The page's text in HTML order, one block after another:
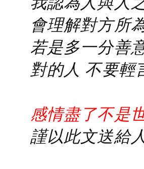
會理解對方所
若是多一分善
對的人 不要輕
感情盡了不是
謹以此文送給